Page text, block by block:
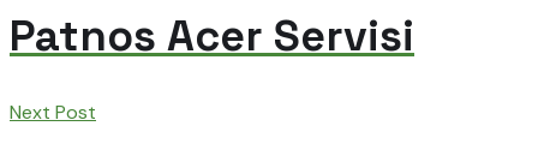
Patnos Acer Servisi
Next Post